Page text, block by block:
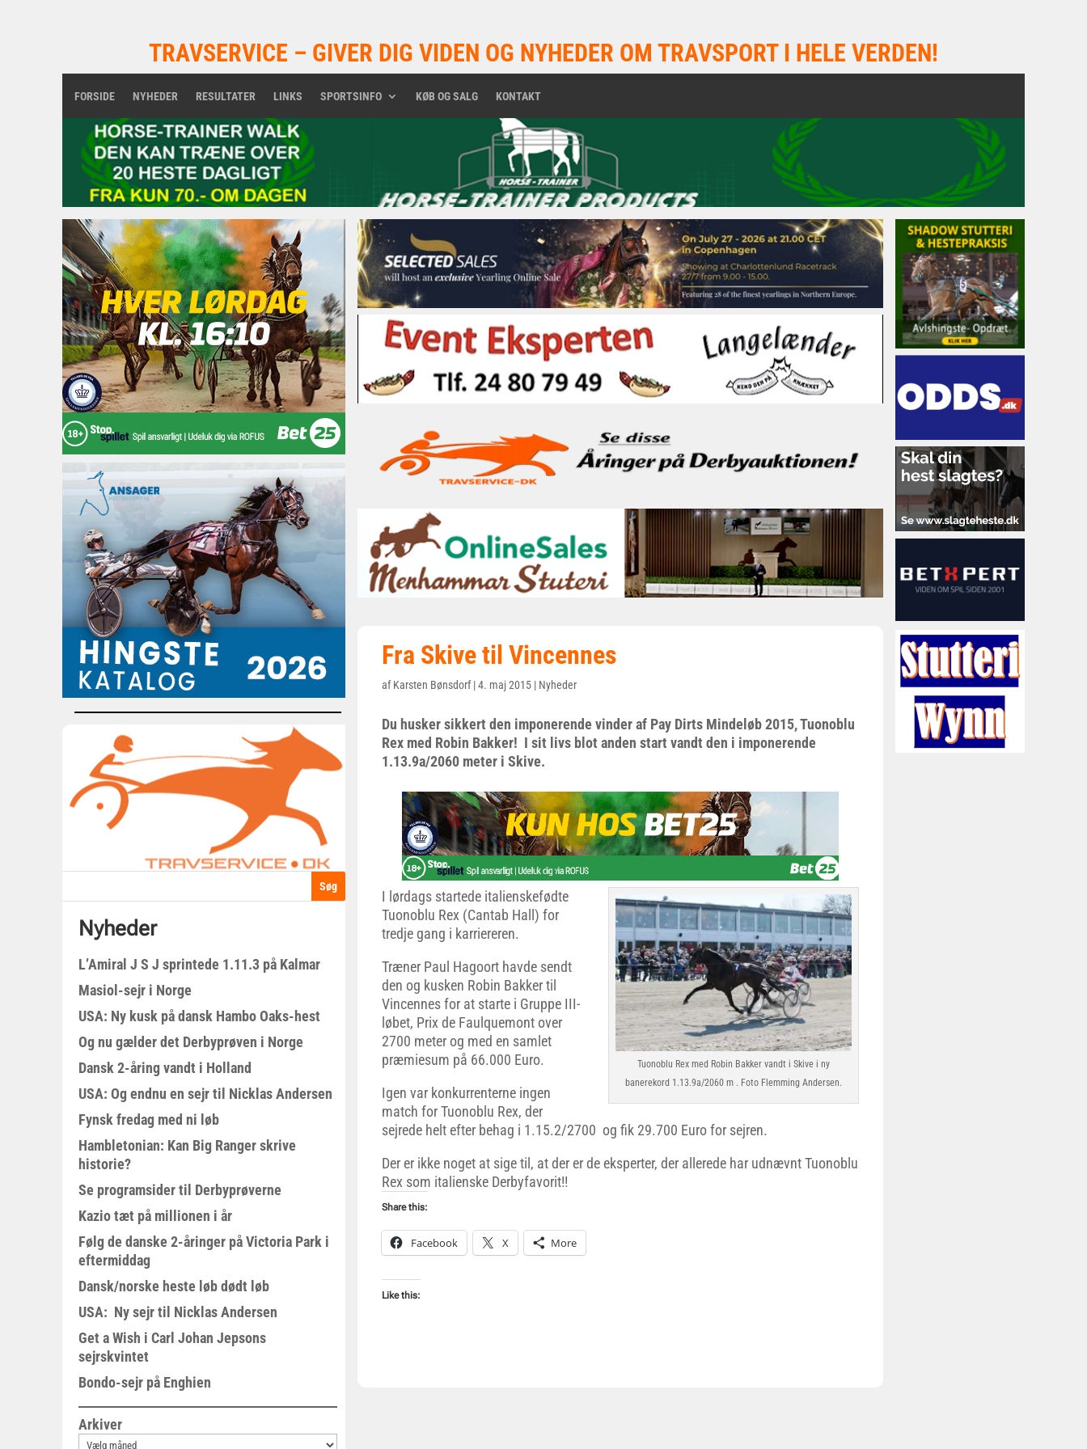
TRAVSERVICE – GIVER DIG VIDEN OG NYHEDER OM TRAVSPORT I HELE VERDEN!
FORSIDE NYHEDER RESULTATER LINKS SPORTSINFO KØB OG SALG KONTAKT
Nyheder
L’Amiral J S J sprintede 1.11.3 på Kalmar
Masiol-sejr i Norge
USA: Ny kusk på dansk Hambo Oaks-hest
Og nu gælder det Derbyprøven i Norge
Dansk 2-åring vandt i Holland
USA: Og endnu en sejr til Nicklas Andersen
Fynsk fredag med ni løb
Hambletonian: Kan Big Ranger skrive
historie?
Se programsider til Derbyprøverne
Kazio tæt på millionen i år
Følg de danske 2-åringer på Victoria Park i
eftermiddag
Dansk/norske heste løb dødt løb
USA: Ny sejr til Nicklas Andersen
Get a Wish i Carl Johan Jepsons
sejrskvintet
Bondo-sejr på Enghien
Arkiver
Fra Skive til Vincennes
afKarsten Bønsdorf|4. maj 2015 | Nyheder
Du husker sikkert den imponerende vinder af Pay Dirts Mindeløb 2015, Tuonoblu
Rex med Robin Bakker! I sit livs blot anden start vandt den i imponerende
1.13.9a/2060 meter i Skive.
Tuonoblu Rex med Robin Bakker vandt i Skive i ny
banerekord 1.13.9a/2060 m . Foto Flemming Andersen.
I lørdags startede italienskefødte
Tuonoblu Rex (Cantab Hall) for
tredje gang i karriereren.
Træner Paul Hagoort havde sendt
den og kusken Robin Bakker til
Vincennes for at starte i Gruppe III-
løbet, Prix de Faulquemont over
2700 meter og med en samlet
præmiesum på 66.000 Euro.
Igen var konkurrenterne ingen
match for Tuonoblu Rex, der
sejrede helt efter behag i 1.15.2/2700 og fik 29.700 Euro for sejren.
Der er ikke noget at sige til, at der er de eksperter, der allerede har udnævnt Tuonoblu
Rex som italienske Derbyfavorit!!
Share this:
Facebook X More
Like this: